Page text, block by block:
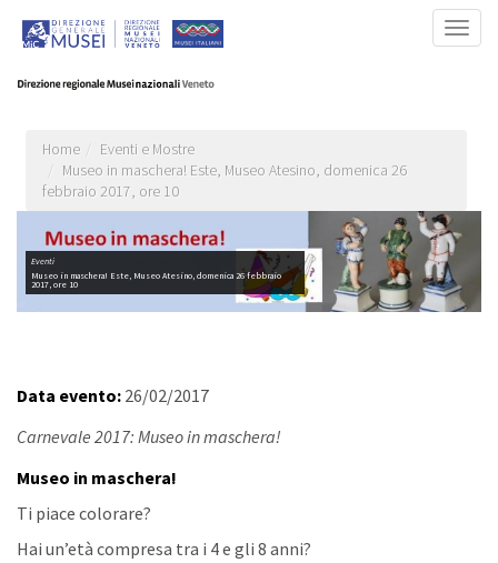
principale
Home
Eventi e Mostre
Museo in maschera! Este, Museo Atesino, domenica 26
febbraio 2017, ore 10
Eventi
Museo in maschera! Este, Museo Atesino, domenica 26 febbraio
2017, ore 10
Data evento: 26/02/2017
Carnevale 2017: Museo in maschera!
Museo in maschera!
Ti piace colorare?
Hai un’età compresa tra i 4 e gli 8 anni?